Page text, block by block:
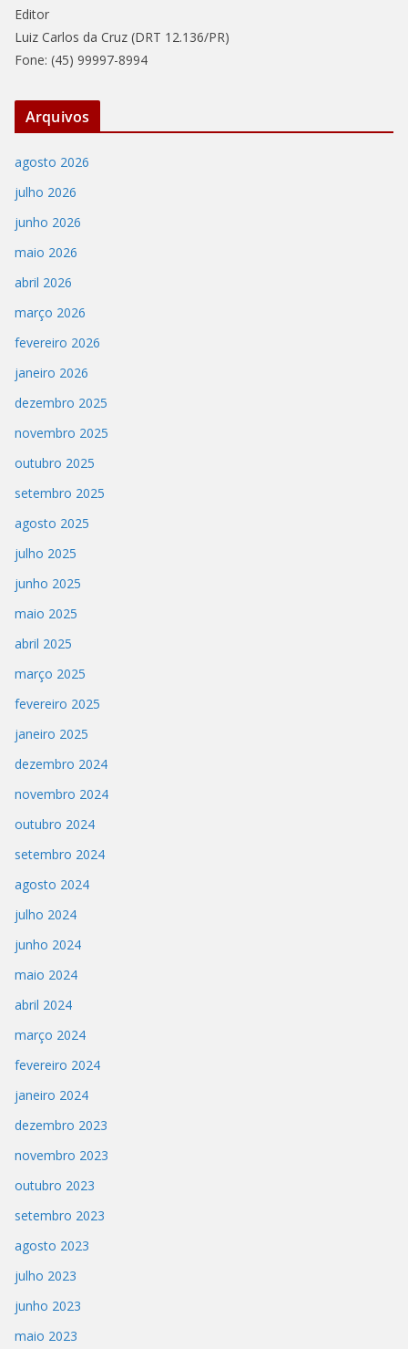
Editor
Luiz Carlos da Cruz (DRT 12.136/PR)
Fone: (45) 99997-8994
Arquivos
agosto 2026
julho 2026
junho 2026
maio 2026
abril 2026
março 2026
fevereiro 2026
janeiro 2026
dezembro 2025
novembro 2025
outubro 2025
setembro 2025
agosto 2025
julho 2025
junho 2025
maio 2025
abril 2025
março 2025
fevereiro 2025
janeiro 2025
dezembro 2024
novembro 2024
outubro 2024
setembro 2024
agosto 2024
julho 2024
junho 2024
maio 2024
abril 2024
março 2024
fevereiro 2024
janeiro 2024
dezembro 2023
novembro 2023
outubro 2023
setembro 2023
agosto 2023
julho 2023
junho 2023
maio 2023